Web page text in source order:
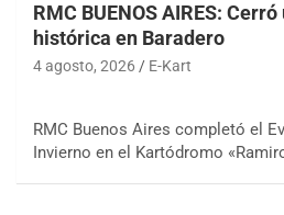
RMC BUENOS AIRES:
histórica en Baradero
4 agosto, 2026 E-Kart
RMC Buenos Aires completó el
Invierno en el Kartódromo